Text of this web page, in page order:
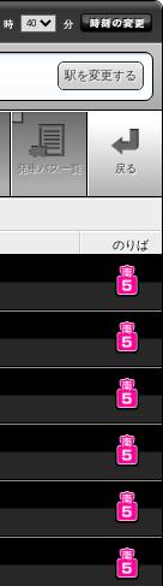
時 分
駅を変更する
発車バス一覧 戻る
のりば